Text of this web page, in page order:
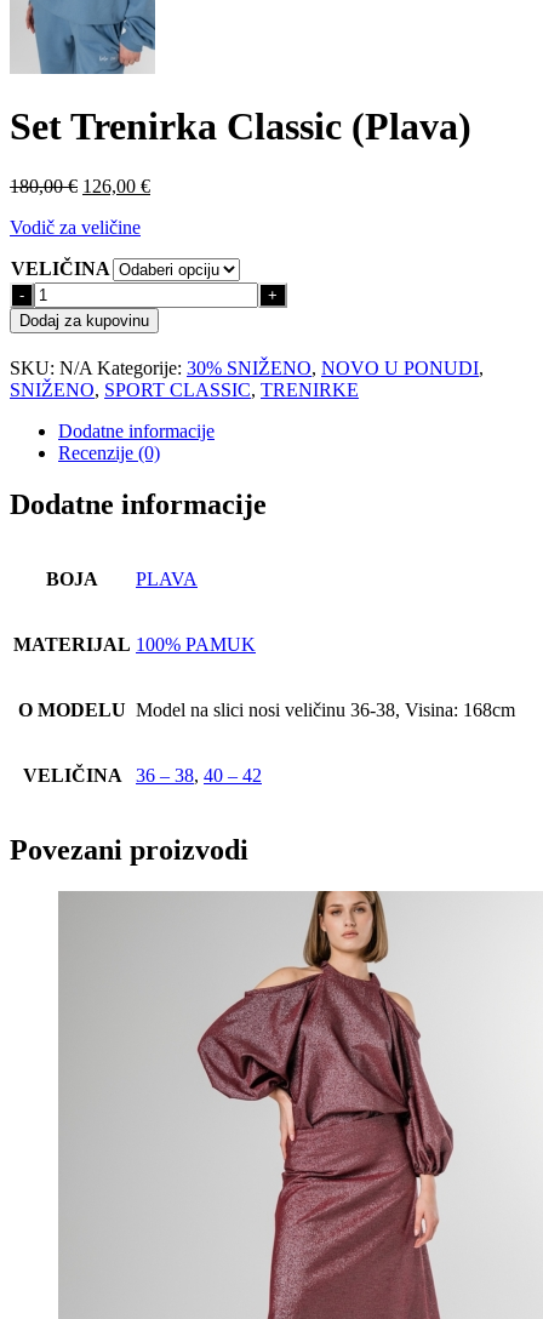
Set Trenirka Classic (Plava)
180,00€ Izvorna
bila
180,00 €.
126,00 €Trenutna
Vodič za veličine
VELIČINA
Set
Trenirka
Classic
(Plava)
količina
Dodaj za kupovinu
SKU: N/A Kategorije: 30% SNIŽENO, NOVO U PONUDI,
SNIŽENO, SPORT CLASSIC, TRENIRKE
Dodatne informacije
Recenzije (0)
Dodatne informacije
BOJA PLAVA
MATERIJAL 100% PAMUK
O MODELU Model na slici nosi veličinu 36-38, Visina: 168cm
VELIČINA 36 – 38, 40 – 42
Povezani proizvodi